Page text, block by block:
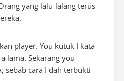
yang lalu-lalang terus
player. You kutuk I kata
lama. Sekarang you
sebab cara I dah terbukti